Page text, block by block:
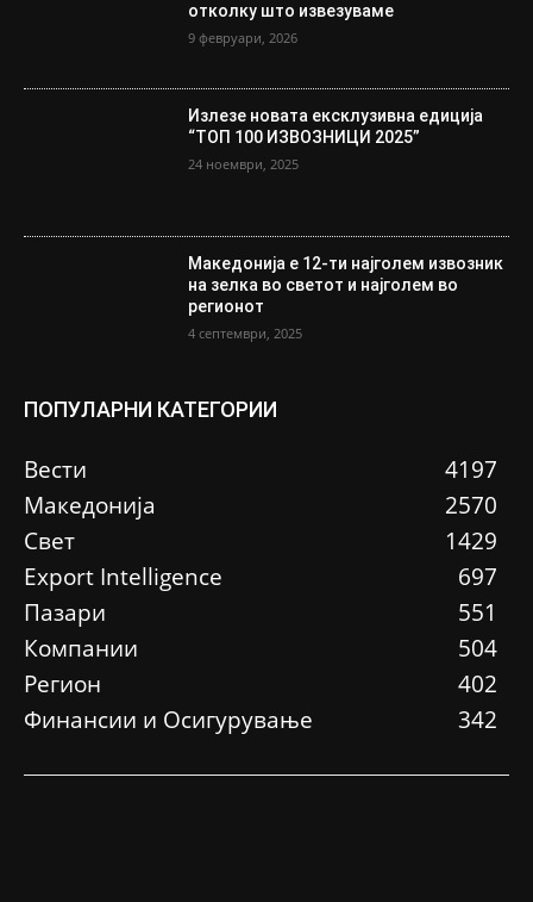
отколку што извезуваме
9 февруари, 2026
Излезе новата ексклузивна едиција
“ТОП 100 ИЗВОЗНИЦИ 2025”
24 ноември, 2025
Македонија е 12-ти најголем извозник
на зелка во светот и најголем во
регионот
4 септември, 2025
ПОПУЛАРНИ КАТЕГОРИИ
Вести
4197
Македонија
2570
Свет
1429
Еxport Intelligence
697
Пазари
551
Компании
504
Регион
402
Финансии и Осигурување
342